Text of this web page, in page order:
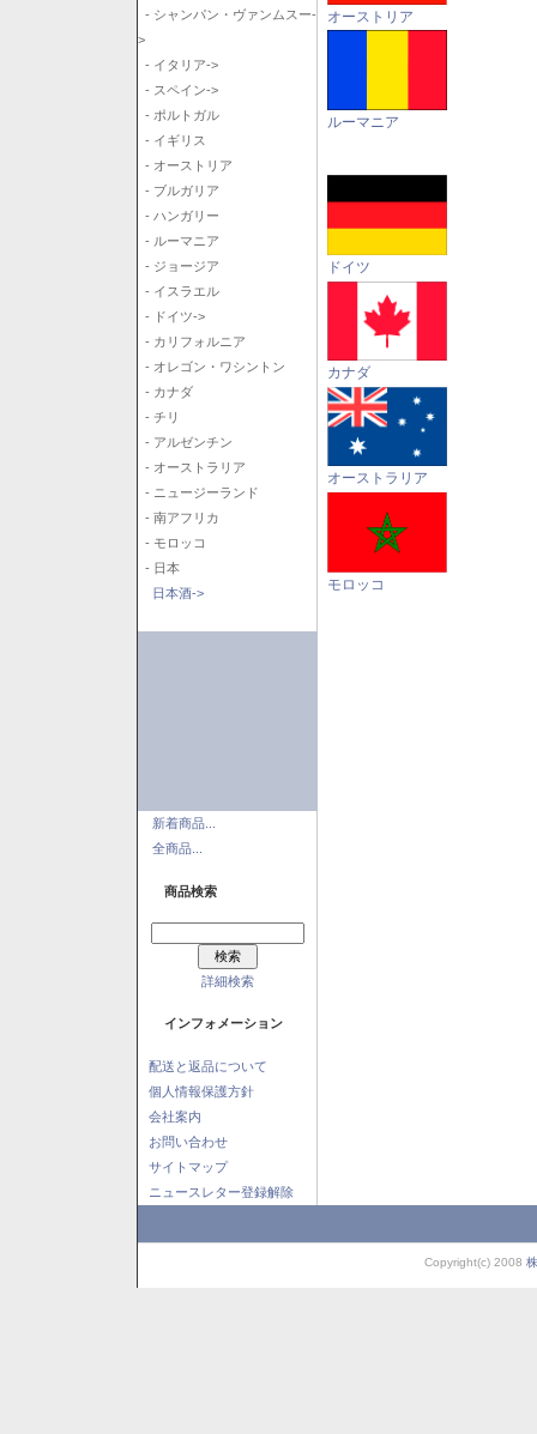
- シャンパン・ヴァンムスー-
>
- イタリア->
- スペイン->
- ポルトガル
- イギリス
- オーストリア
- ブルガリア
- ハンガリー
- ルーマニア
- ジョージア
- イスラエル
- ドイツ->
- カリフォルニア
- オレゴン・ワシントン
- カナダ
- チリ
- アルゼンチン
- オーストラリア
- ニュージーランド
- 南アフリカ
- モロッコ
- 日本
日本酒->
新着商品...
全商品...
商品検索
詳細検索
インフォメーション
配送と返品について
個人情報保護方針
会社案内
お問い合わせ
サイトマップ
ニュースレター登録解除
オーストリア
ルーマニア
ドイツ
カナダ
オーストラリア
モロッコ
Copyright(c) 2008